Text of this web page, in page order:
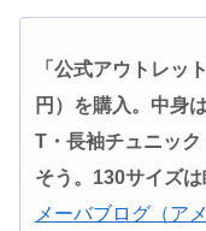
「公式アウトレッ
円）を購入。中身
T・長袖チュニッ
そう。130サイズは
メーバブログ（ア